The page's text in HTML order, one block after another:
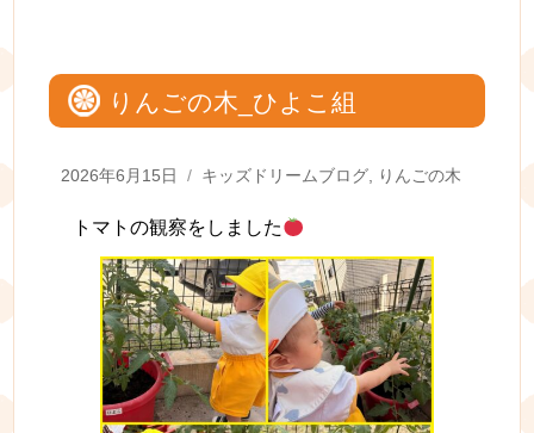
りんごの木_ひよこ組
Posted
2026年6月15日 Categories
キッズドリームブログ, りんごの木
トマトの観察をしました